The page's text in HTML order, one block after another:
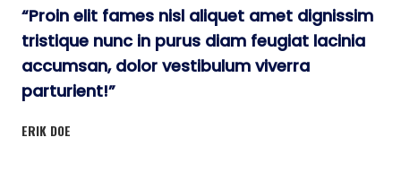
“Proin elit fames nisl aliquet amet dignissim
tristique nunc in purus diam feugiat lacinia
accumsan, dolor vestibulum viverra
parturient!”
ERIK DOE